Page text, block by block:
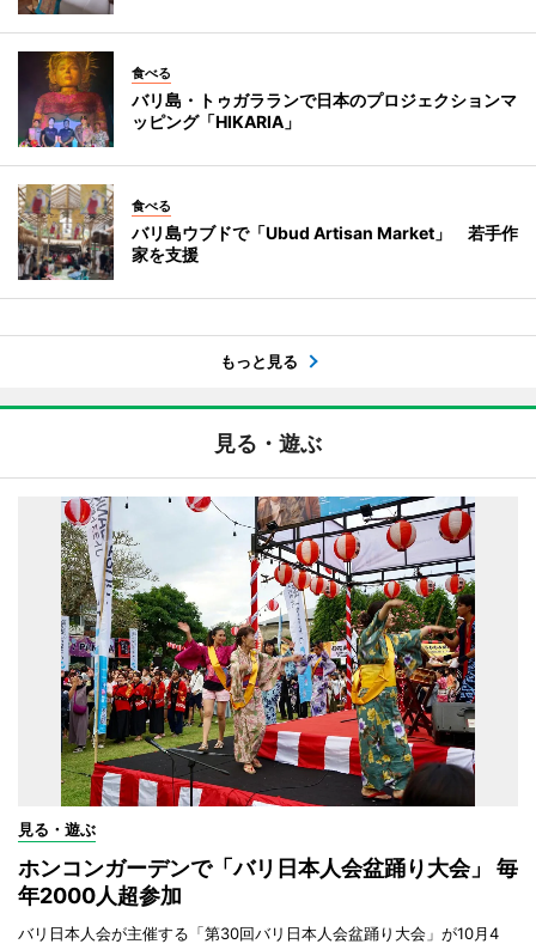
食べる
バリ島・トゥガラランで日本のプロジェクションマ
ッピング「HIKARIA」
食べる
バリ島ウブドで「Ubud Artisan Market」 若手作
家を支援
もっと見る
見る・遊ぶ
見る・遊ぶ
ホンコンガーデンで「バリ日本人会盆踊り大会」 毎
年2000人超参加
バリ日本人会が主催する「第30回バリ日本人会盆踊り大会」が10月4